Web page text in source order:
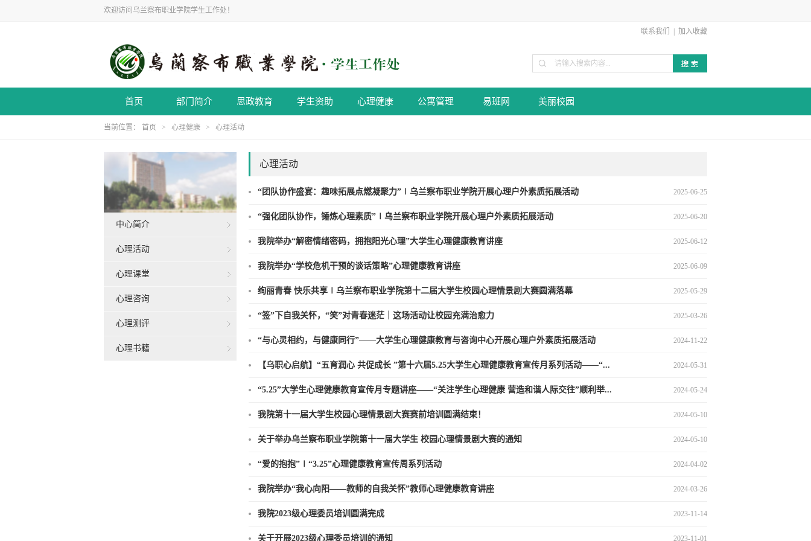
欢迎访问乌兰察布职业学院学生工作处！
联系我们 加入收藏
首页 部门简介 思政教育 学生资助 心理健康 公寓管理 易班网 美丽校园
当前位置： 首页 > 心理健康 > 心理活动
中心简介
心理活动
心理课堂
心理咨询
心理测评
心理书籍
心理活动
“团队协作盛宴：趣味拓展点燃凝聚力”∣乌兰察布职业学院开展心理户外素质拓展活动 2025-06-25
“强化团队协作，锤炼心理素质”∣乌兰察布职业学院开展心理户外素质拓展活动 2025-06-20
我院举办“解密情绪密码，拥抱阳光心理”大学生心理健康教育讲座 2025-06-12
我院举办“学校危机干预的谈话策略”心理健康教育讲座 2025-06-09
绚丽青春 快乐共享∣乌兰察布职业学院第十二届大学生校园心理情景剧大赛圆满落幕 2025-05-29
“签”下自我关怀，“笑”对青春迷茫｜这场活动让校园充满治愈力 2025-03-26
“与心灵相约，与健康同行”——大学生心理健康教育与咨询中心开展心理户外素质拓展活动 2024-11-22
【乌职心启航】“五育润心 共促成长 ”第十六届5.25大学生心理健康教育宣传月系列活动——“... 2024-05-31
“5.25”大学生心理健康教育宣传月专题讲座——“关注学生心理健康 营造和谐人际交往”顺利举... 2024-05-24
我院第十一届大学生校园心理情景剧大赛赛前培训圆满结束！ 2024-05-10
关于举办乌兰察布职业学院第十一届大学生 校园心理情景剧大赛的通知 2024-05-10
“爱的抱抱”∣“3.25”心理健康教育宣传周系列活动 2024-04-02
我院举办“我心向阳——教师的自我关怀”教师心理健康教育讲座 2024-03-26
我院2023级心理委员培训圆满完成 2023-11-14
关于开展2023级心理委员培训的通知 2023-11-01